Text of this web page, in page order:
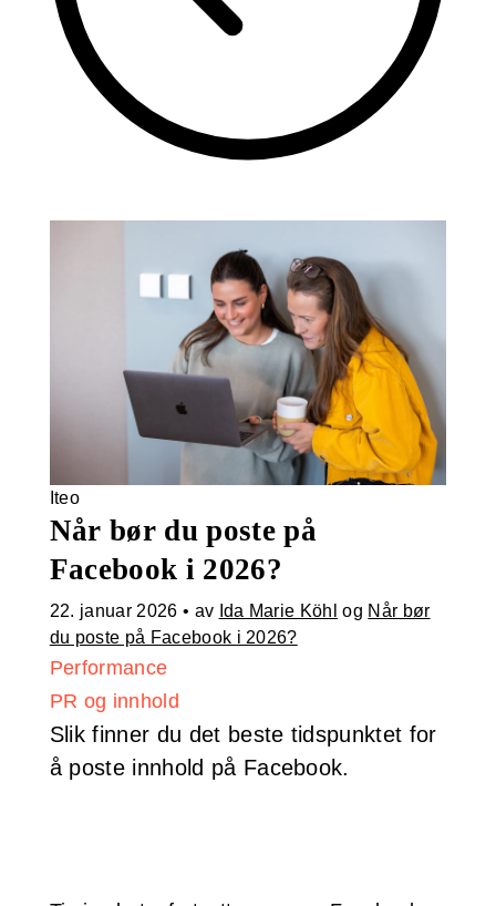
Iteo
Når bør du poste på
Facebook i 2026?
22. januar 2026 • av Ida Marie Köhl og Når bør
du poste på Facebook i 2026?
Performance
PR og innhold
Slik finner du det beste tidspunktet for
å poste innhold på Facebook.